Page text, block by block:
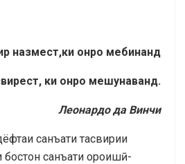
назмест,ки онро мебинанд
ки онро мешунаванд.
Леонардо да Винчи
санъати тасвирии
бостон санъати ороишӣ-